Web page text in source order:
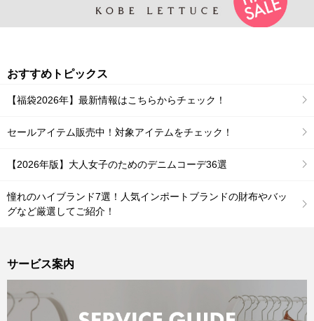
おすすめトピックス
【福袋2026年】最新情報はこちらからチェック！
セールアイテム販売中！対象アイテムをチェック！
【2026年版】大人女子のためのデニムコーデ36選
憧れのハイブランド7選！人気インポートブランドの財布やバッ
グなど厳選してご紹介！
サービス案内